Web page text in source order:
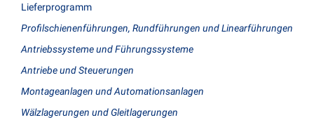
Lieferprogramm
Profilschienenführungen, Rundführungen und Linearführungen
Antriebssysteme und Führungssysteme
Antriebe und Steuerungen
Montageanlagen und Automationsanlagen
Wälzlagerungen und Gleitlagerungen